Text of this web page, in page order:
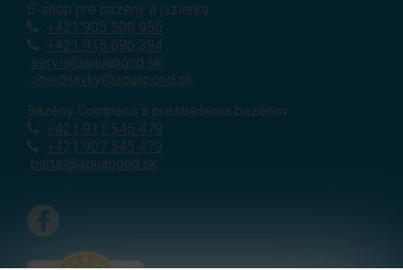
E-shop pre bazény a jazierka
+421 905 500 955
+421 915 696 394
servis@aquapond.sk
objednavky@aquapond.sk
Bazény Compass a prestrešenia bazénov
+421 911 545 479
+421 907 545 479
bartal@aquapond.sk